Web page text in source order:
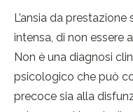
L’ansia da
intensa, di non essere
Non è una diagnosi
psicologico che può
precoce sia alla